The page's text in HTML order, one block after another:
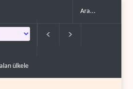
Demokratlar Trump için azil süreci yerine